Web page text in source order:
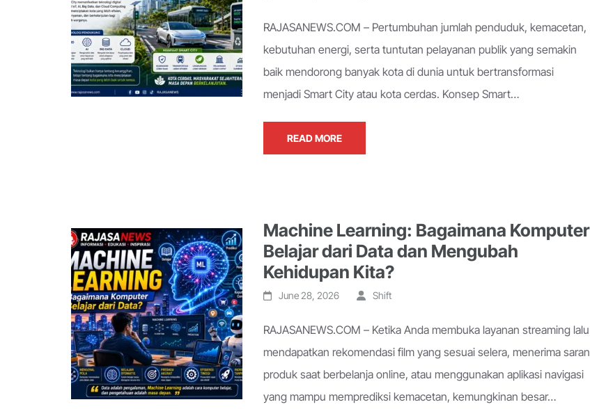
RAJASANEWS.COM – Pertumbuhan jumlah penduduk, kemacetan,
kebutuhan energi, serta tuntutan pelayanan publik yang semakin
baik mendorong banyak kota di dunia untuk bertransformasi
menjadi Smart City atau kota cerdas. Konsep Smart…
READ MORE
Machine Learning: Bagaimana Komputer
Belajar dari Data dan Mengubah
Kehidupan Kita?
June 28, 2026 Shift
RAJASANEWS.COM – Ketika Anda membuka layanan streaming lalu
mendapatkan rekomendasi film yang sesuai selera, menerima saran
produk saat berbelanja online, atau menggunakan aplikasi navigasi
yang mampu memprediksi kemacetan, kemungkinan besar…